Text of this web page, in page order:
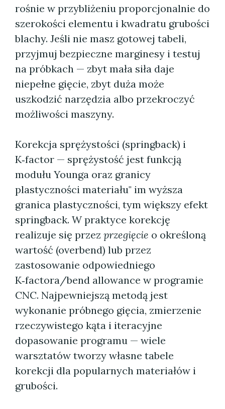
rośnie w przybliżeniu proporcjonalnie do
szerokości elementu i kwadratu grubości
blachy. Jeśli nie masz gotowej tabeli,
przyjmuj bezpieczne marginesy i testuj
na próbkach — zbyt mała siła daje
niepełne gięcie, zbyt duża może
uszkodzić narzędzia albo przekroczyć
możliwości maszyny.
Korekcja sprężystości (springback) i
K‑factor — sprężystość jest funkcją
modułu Younga oraz granicy
plastyczności materiału" im wyższa
granica plastyczności, tym większy efekt
springback. W praktyce korekcję
realizuje się przez przegięcie o określoną
wartość (overbend) lub przez
zastosowanie odpowiedniego
K‑factora/bend allowance w programie
CNC. Najpewniejszą metodą jest
wykonanie próbnego gięcia, zmierzenie
rzeczywistego kąta i iteracyjne
dopasowanie programu — wiele
warsztatów tworzy własne tabele
korekcji dla popularnych materiałów i
grubości.